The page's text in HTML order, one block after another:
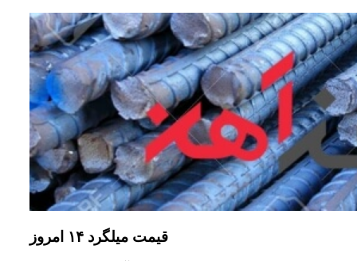
قیمت میلگرد ۱۴ امروز